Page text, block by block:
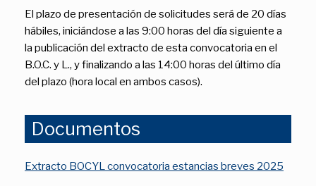
El plazo de presentación de solicitudes será de 20 días
hábiles, iniciándose a las 9:00 horas del día siguiente a
la publicación del extracto de esta convocatoria en el
B.O.C. y L., y finalizando a las 14:00 horas del último día
del plazo (hora local en ambos casos).
Documentos
Extracto BOCYL convocatoria estancias breves 2025